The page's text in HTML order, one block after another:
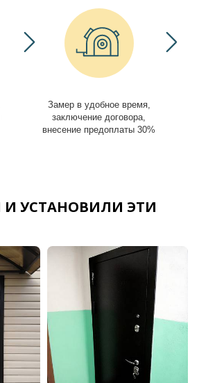
Замер в удобное время,
заключение договора,
внесение предоплаты 30%
УСТАНОВИЛИ ЭТИ